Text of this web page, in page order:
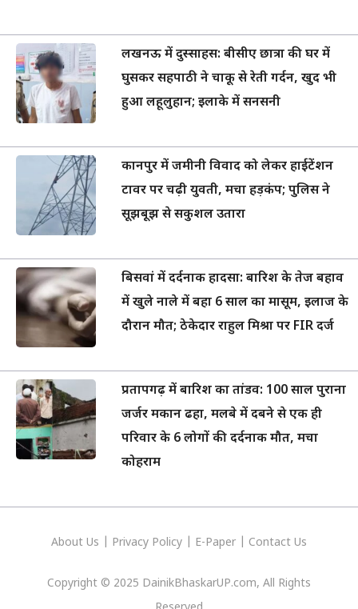
लखनऊ में दुस्साहस: बीसीए छात्रा की घर में
घुसकर सहपाठी ने चाकू से रेती गर्दन, खुद भी
हुआ लहूलुहान; इलाके में सनसनी
कानपुर में जमीनी विवाद को लेकर हाईटेंशन
टावर पर चढ़ी युवती, मचा हड़कंप; पुलिस ने
सूझबूझ से सकुशल उतारा
बिसवां में दर्दनाक हादसा: बारिश के तेज बहाव
में खुले नाले में बहा 6 साल का मासूम, इलाज के
दौरान मौत; ठेकेदार राहुल मिश्रा पर FIR दर्ज
प्रतापगढ़ में बारिश का तांडव: 100 साल पुराना
जर्जर मकान ढहा, मलबे में दबने से एक ही
परिवार के 6 लोगों की दर्दनाक मौत, मचा
कोहराम
About Us Privacy Policy E-Paper Contact Us
Copyright © 2025 DainikBhaskarUP.com, All Rights